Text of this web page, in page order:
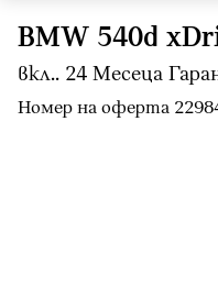
BMW 540d
вкл.. 24 Mесеца
Номер на оферта